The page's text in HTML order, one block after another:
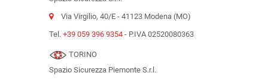
Via Virgilio, 40/E - 41123 Modena (MO)
Tel. +39 059 396 9354 - P.IVA 02520080363
TORINO
Spazio Sicurezza Piemonte S.r.l.